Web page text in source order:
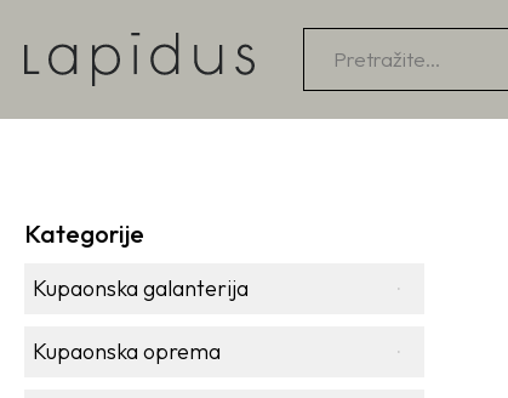
Products
search
Kategorije
Kupaonska galanterija
Kupaonska oprema